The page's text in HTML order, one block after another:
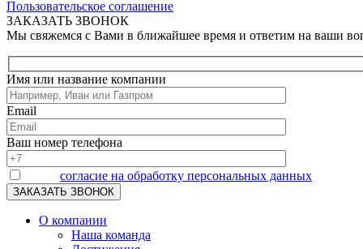
Пользовательское соглашение
ЗАКАЗАТЬ ЗВОНОК
Мы свяжемся с Вами в ближайшее время и ответим на ваши
Имя или название компании
Email
Ваш номер телефона
согласие на обработку персональных данных
О компании
Наша команда